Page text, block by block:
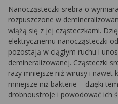
Nanocząsteczki srebra o
rozpuszczone w
wiążą się z jej cząsteczkami.
elektrycznemu nanocząsteczki
pozostają w ciągłym ruchu i
demineralizowanej. Cząsteczki
razy mniejsze niż wirusy i nawet
mniejsze niż bakterie – dzięki
drobnoustroje i powodować ich